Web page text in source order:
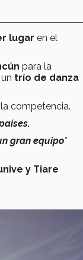
lugar en el
para la
trío de danza
competencia.
gran equipo”
y Tiare